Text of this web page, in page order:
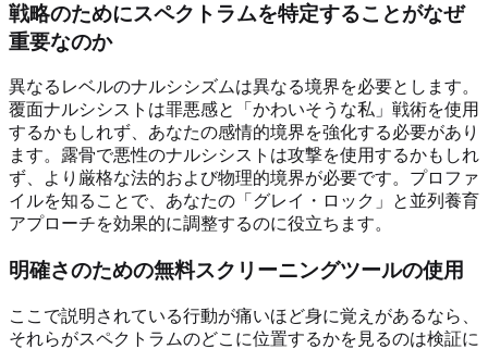
戦略のためにスペクトラムを特定することがなぜ
重要なのか
異なるレベルのナルシシズムは異なる境界を必要とします。
覆面ナルシシストは罪悪感と「かわいそうな私」戦術を使用
するかもしれず、あなたの感情的境界を強化する必要があり
ます。露骨で悪性のナルシシストは攻撃を使用するかもしれ
ず、より厳格な法的および物理的境界が必要です。プロファ
イルを知ることで、あなたの「グレイ・ロック」と並列養育
アプローチを効果的に調整するのに役立ちます。
明確さのための無料スクリーニングツールの使用
ここで説明されている行動が痛いほど身に覚えがあるなら、
それらがスペクトラムのどこに位置するかを見るのは検証に